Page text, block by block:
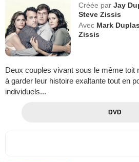
Créée par Jay
Steve Zissis
Avec Mark
Zissis
Deux couples vivant sous le même toit
à garder leur histoire exaltante tout en
individuels...
DVD